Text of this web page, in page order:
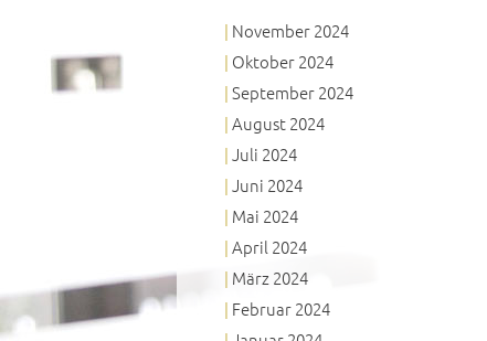
November 2024
Oktober 2024
September 2024
August 2024
Juli 2024
Juni 2024
Mai 2024
April 2024
März 2024
Februar 2024